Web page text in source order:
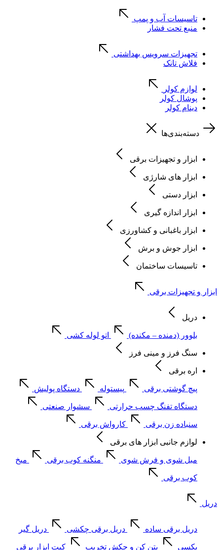
تاسیسات آب و پمپ
منبع تحت فشار
تجهیزات سرویس بهداشتی
فلاش تانک
لوازم کولر
پوشال کولر
دینام کولر
دسته‌بندی‌ها
ابزار و تجهیزات برقی
ابزار های شارژی
ابزار دستی
ابزار اندازه گیری
ابزار باغبانی و کشاورزی
ابزار جوش و برش
تاسیسات ساختمان
ابزار و تجهیزات برقی
دریل
بلوور (دمنده – مکنده) اتو لوله کشی
سنگ فرز و مینی فرز
اره برقی
پیچ گوشتی برقی پیستوله دستگاه پولیش
دستگاه تفنگ چسب حرارتی سشوار صنعتی
سنباده زن برقی کارواش برقی
لوازم جانبی ابزار های برقی
مبل شوی و فرش شوی منگنه کوب برقی میخ
کوب برقی
دریل
دریل برقی ساده دریل برقی چکشی دریل گیر
بکسی بتن کن و چکش تخریب کیت ابزار برقی